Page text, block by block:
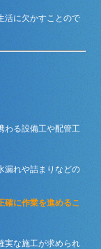
活に欠かすことので
わる設備工や配管工
漏れや詰まりなどの
確に作業を進めるこ
実な施工が求められ